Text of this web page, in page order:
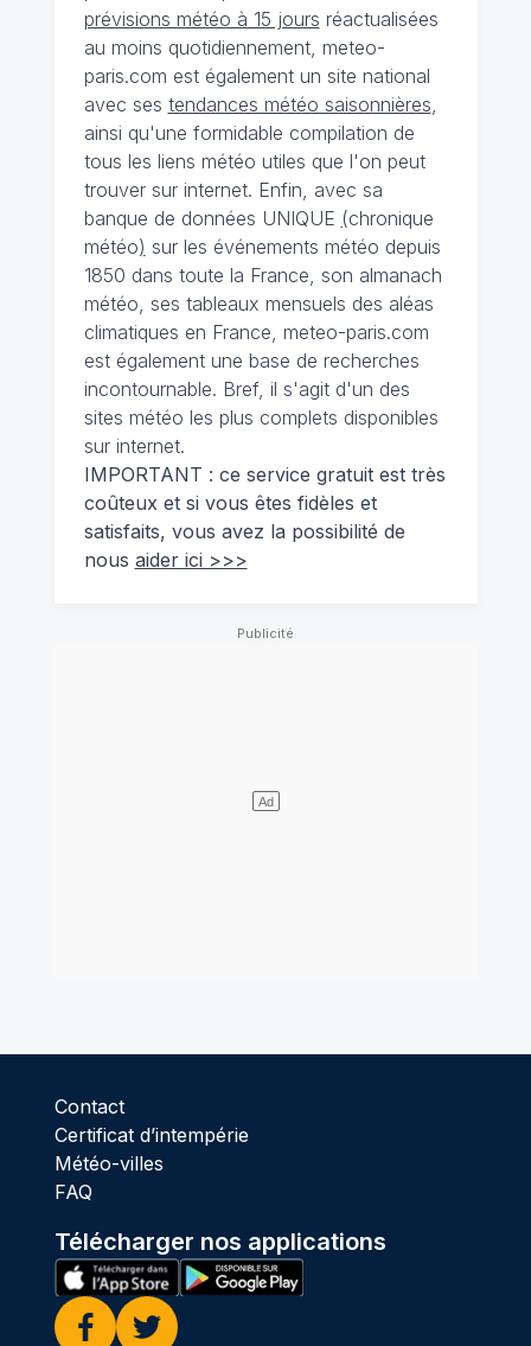
prévisions météo à 15 jours réactualisées
au moins quotidiennement, meteo-
paris.com est également un site national
avec ses tendances météo saisonnières,
ainsi qu'une formidable compilation de
tous les liens météo utiles que l'on peut
trouver sur internet. Enfin, avec sa
banque de données UNIQUE (chronique
météo) sur les événements météo depuis
1850 dans toute la France, son almanach
météo, ses tableaux mensuels des aléas
climatiques en France, meteo-paris.com
est également une base de recherches
incontournable. Bref, il s'agit d'un des
sites météo les plus complets disponibles
sur internet.
IMPORTANT : ce service gratuit est très
coûteux et si vous êtes fidèles et
satisfaits, vous avez la possibilité de
nous aider ici >>>
Contact
Certificat d’intempérie
Météo-villes
FAQ
Télécharger nos applications